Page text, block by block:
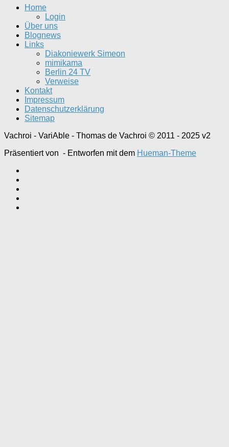
Home
Login
Über uns
Blognews
Links
Diakoniewerk Simeon
mimikama
Berlin 24 TV
Verweise
Kontakt
Impressum
Datenschutzerklärung
Sitemap
Vachroi - VariAble - Thomas de Vachroi © 2011 - 2025 v2
Präsentiert von - Entworfen mit dem Hueman-Theme